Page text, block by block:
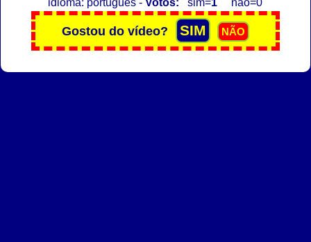
idioma: português -Votos: sim=1 não=0